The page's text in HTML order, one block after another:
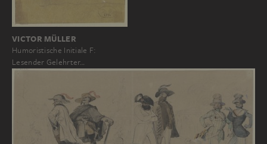
VICTOR MÜLLER
Humoristische Initiale F:
Lesender Gelehrter…